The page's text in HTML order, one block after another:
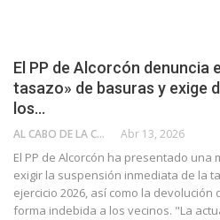
El PP de Alcorcón denuncia
tasazo» de basuras y exige
los…
AL CABO DE LA CALLE Abr 13, 2026
El PP de Alcorcón ha presentado una
exigir la suspensión inmediata de la
ejercicio 2026, así como la
forma indebida a los vecinos. "La